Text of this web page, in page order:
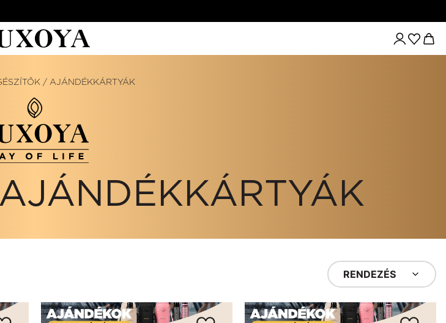
/ AJÁNDÉKKÁRTYÁK
RENDEZÉS